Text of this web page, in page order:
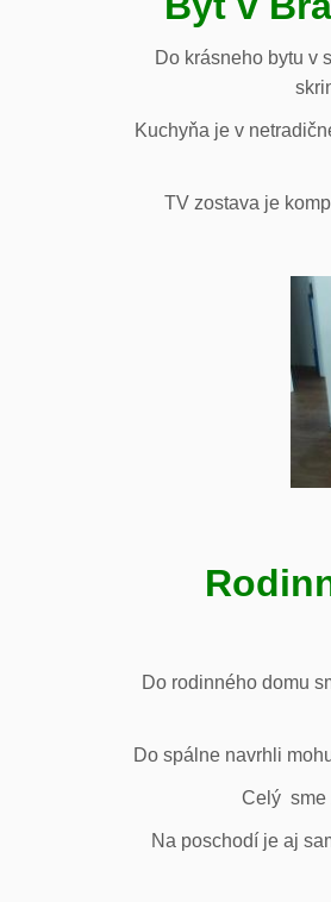
Do krásneho bytu v
Kuchyňa je v
TV zostava je
Do rodinného domu
Do spálne navrhli
Celý sme
Na poschodí je aj